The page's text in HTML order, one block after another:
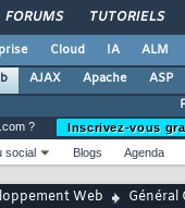
FORUMS TUTORIELS
Cloud IA ALM
AJAX Apache ASP
?
Inscrivez-vous
social Blogs Agenda
Web Général